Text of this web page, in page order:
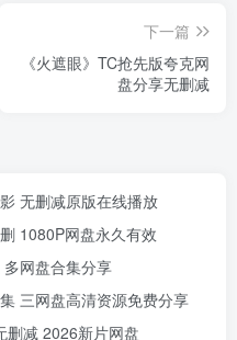
下一篇
《火遮眼》TC抢先版夸克网
盘分享无删减
无删减原版在线播放
1080P网盘永久有效
网盘合集分享
三网盘高清资源免费分享
删减 2026新片网盘